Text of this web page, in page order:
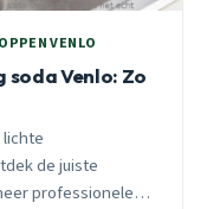
VENLO
Venlo: Zo
de juiste
professionele